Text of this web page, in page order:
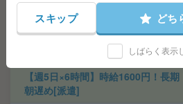
勤務地 藤沢駅民間バス10分、辻堂駅民
本鵠沼駅からも徒歩19分程度！ 自転車通勤
【週5日×6時間】時給1600円！長期
朝遅め[派遣]
スキップ どち
しばらく表示